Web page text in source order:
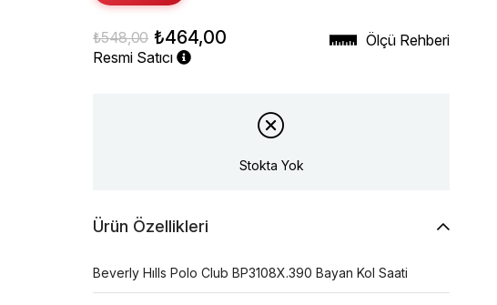
₺548,00 ₺464,00
Resmi Satıcı
Ölçü Rehberi
Stokta Yok
Ürün Özellikleri
Beverly Hılls Polo Club BP3108X.390 Bayan Kol Saati